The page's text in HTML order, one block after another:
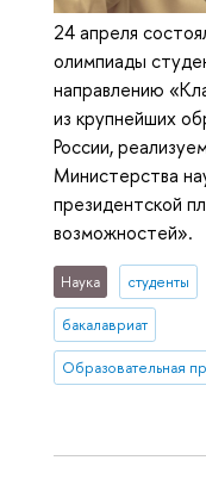
24 апреля
олимпиады
направлению
из крупнейших
России,
Министерства
президентской
возможностей».
Наука студенты
бакалавриат
Образовательная